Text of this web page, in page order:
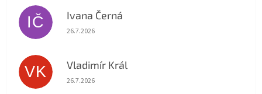
IČ Ivana Černá
Hodnocení obchodu je 5 z 5 hvězdiček.
26.7.2026
VK Vladimír Král
Hodnocení obchodu je 5 z 5 hvězdiček.
26.7.2026